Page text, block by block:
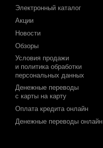
Электронный каталог
Акции
Новости
Обзоры
Условия продажи
и политика обработки
персональных данных
Денежные переводы
с карты на карту
Оплата кредита онлайн
Денежные переводы онлайн